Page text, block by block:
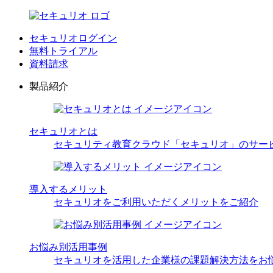
セキュリオログイン
無料トライアル
資料請求
製品紹介
セキュリオとは
セキュリティ教育クラウド「セキュリオ」のサー
導入するメリット
セキュリオをご利用いただくメリットをご紹介
お悩み別活用事例
セキュリオを活用した企業様の課題解決方法をお